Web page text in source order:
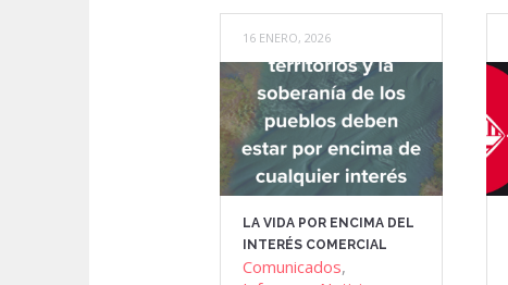
16 ENERO, 2026
LA VIDA POR ENCIMA DEL
INTERÉS COMERCIAL
Comunicados,